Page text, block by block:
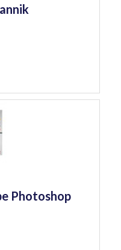
Photoshop